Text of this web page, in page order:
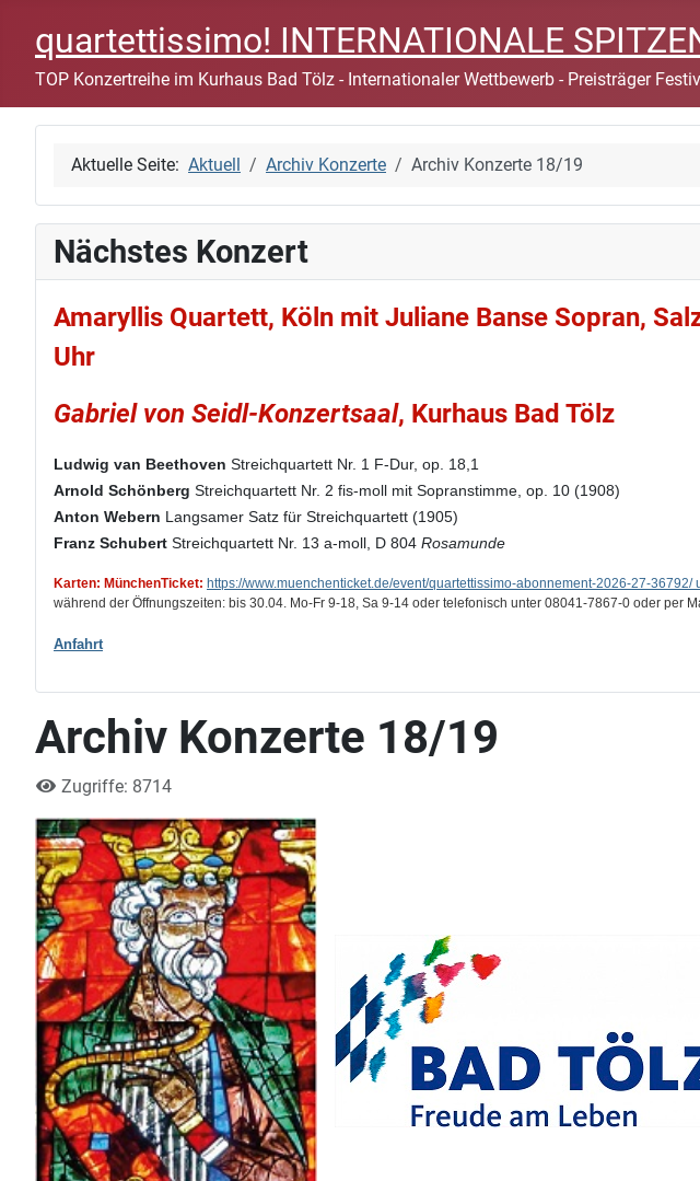
quartettissimo! INTERNATIONALE
TOP Konzertreihe im Kurhaus Bad Tölz - Internationaler Wettbewerb - Preisträger
Aktuelle Seite: Aktuell Archiv Konzerte Archiv Konzerte 18/19
Nächstes Konzert
Amaryllis Quartett, Köln mit Juliane Banse Sopran,
Uhr
Gabriel von Seidl-Konzertsaal, Kurhaus Bad Tölz
Ludwig van Beethoven Streichquartett Nr. 1 F-Dur, op. 18,1
Arnold Schönberg Streichquartett Nr. 2 fis-moll mit Sopranstimme, op. 10 (1908)
Anton Webern Langsamer Satz für Streichquartett (1905)
Franz Schubert Streichquartett Nr. 13 a-moll, D 804 Rosamunde
Karten: MünchenTicket: https://www.muenchenticket.de/event/quartettissimo-abonnement-2026-27-
während der Öffnungszeiten: bis 30.04. Mo-Fr 9-18, Sa 9-14 oder telefonisch unter 08041-7867-0 oder per
Anfahrt
Archiv Konzerte 18/19
Zugriffe: 8714